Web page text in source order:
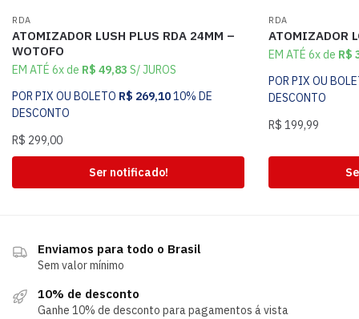
RDA
ATOMIZADOR LUSH PLUS RDA 24MM –
WOTOFO
EM ATÉ 6x de R$ 49,83 S/ JUROS
POR PIX OU BOLETO R$ 269,1010% DE
DESCONTO
R$ 299,00
Ser notificado!
RDA
ATOMIZADOR
EM ATÉ 6x de R$
POR PIX OU
DESCONTO
R$ 199,99
Enviamos para todo o Brasil
Sem valor mínimo
10% de desconto
Ganhe 10% de desconto para pagamentos á vista